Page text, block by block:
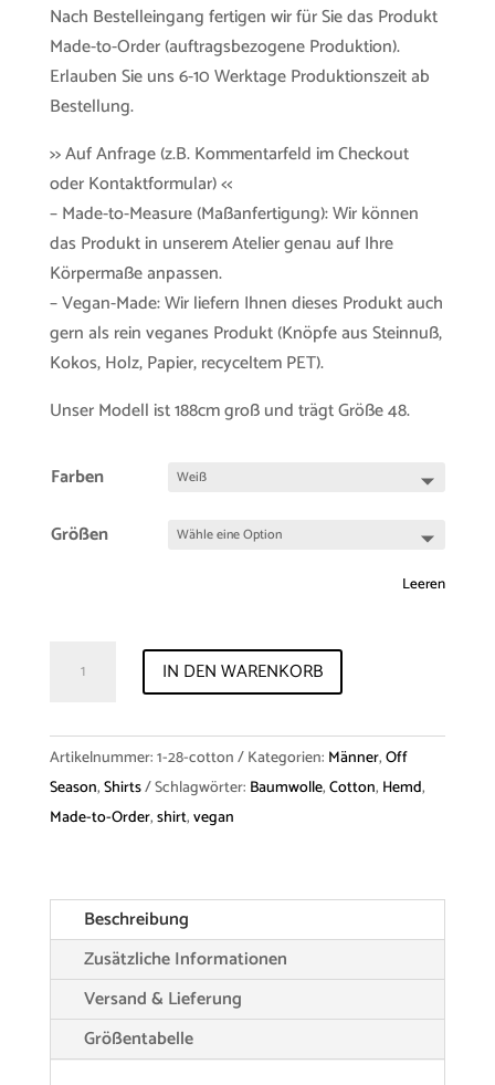
Nach Bestelleingang fertigen wir für Sie das Produkt
Made-to-Order (auftragsbezogene Produktion).
Erlauben Sie uns 6-10 Werktage Produktionszeit ab
Bestellung.
>> Auf Anfrage (z.B. Kommentarfeld im Checkout
oder Kontaktformular) <<
– Made-to-Measure (Maßanfertigung): Wir können
das Produkt in unserem Atelier genau auf Ihre
Körpermaße anpassen.
– Vegan-Made: Wir liefern Ihnen dieses Produkt auch
gern als rein veganes Produkt (Knöpfe aus Steinnuß,
Kokos, Holz, Papier, recyceltem PET).
Unser Modell ist 188cm groß und trägt Größe 48.
Farben
Größen
Leeren
"Gustav"
Menge
IN DEN WARENKORB
Artikelnummer:1-28-cotton Kategorien: Männer,Off
Season,Shirts Schlagwörter: Baumwolle,Cotton, Hemd,
Made-to-Order,shirt,vegan
Beschreibung
Zusätzliche Informationen
Versand & Lieferung
Größentabelle